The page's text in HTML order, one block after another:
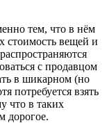
тем, что в нём
стоимость вещей и
с продавцом
в шикарном (но
потребуется взять
что в таких
дорогое.